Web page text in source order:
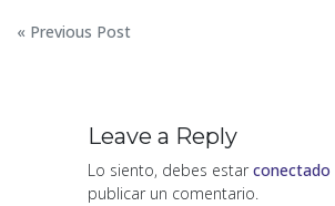
Navegación
entradas
« Previous Post
Leave a Reply
Lo siento, debes estar conectado
publicar un comentario.